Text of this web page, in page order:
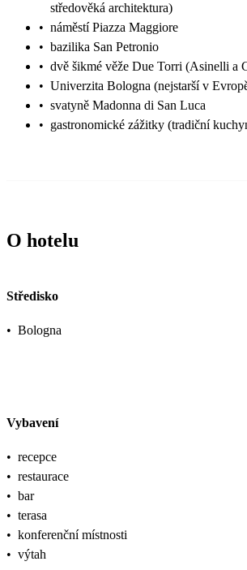
středověká architektura)
• náměstí Piazza Maggiore
• bazilika San Petronio
• dvě šikmé věže Due Torri (Asinelli a
• Univerzita Bologna (nejstarší v
• svatyně Madonna di San Luca
• gastronomické zážitky (tradiční
O hotelu
Středisko
• Bologna
Vybavení
• recepce
• restaurace
• bar
• terasa
• konferenční místnosti
• výtah